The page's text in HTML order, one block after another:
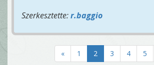
Szerkesztette:r.baggio
« 1 2 3 4 5